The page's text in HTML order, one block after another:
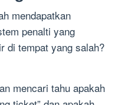
mendapatkan
penalti yang
di tempat yang salah?
mencari tahu apakah